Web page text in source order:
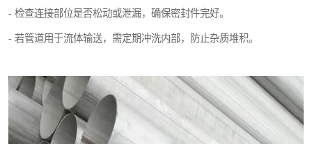
- 检查连接部位是否松动或泄漏，确保密封件完好。
- 若管道用于流体输送，需定期冲洗内部，防止杂质堆积。